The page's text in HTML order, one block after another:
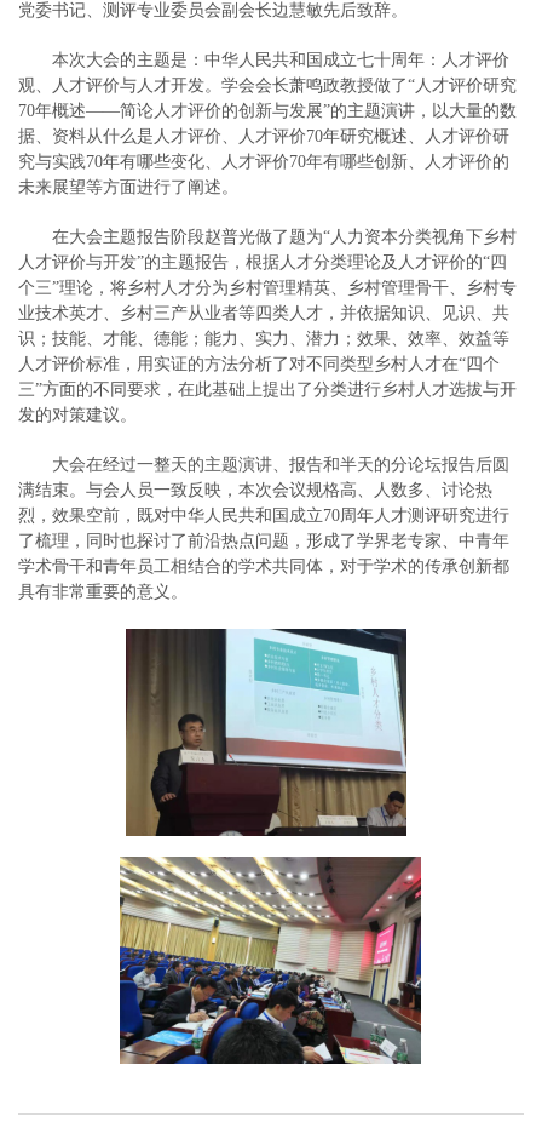
党委书记、测评专业委员会副会长边慧敏先后致辞。
本次大会的主题是：中华人民共和国成立七十周年：人才评价
观、人才评价与人才开发。学会会长萧鸣政教授做了“人才评价研究
70年概述——简论人才评价的创新与发展”的主题演讲，以大量的数
据、资料从什么是人才评价、人才评价70年研究概述、人才评价研
究与实践70年有哪些变化、人才评价70年有哪些创新、人才评价的
未来展望等方面进行了阐述。
在大会主题报告阶段赵普光做了题为“人力资本分类视角下乡村
人才评价与开发”的主题报告，根据人才分类理论及人才评价的“四
个三”理论，将乡村人才分为乡村管理精英、乡村管理骨干、乡村专
业技术英才、乡村三产从业者等四类人才，并依据知识、见识、共
识；技能、才能、德能；能力、实力、潜力；效果、效率、效益等
人才评价标准，用实证的方法分析了对不同类型乡村人才在“四个
三”方面的不同要求，在此基础上提出了分类进行乡村人才选拔与开
发的对策建议。
大会在经过一整天的主题演讲、报告和半天的分论坛报告后圆
满结束。与会人员一致反映，本次会议规格高、人数多、讨论热
烈，效果空前，既对中华人民共和国成立70周年人才测评研究进行
了梳理，同时也探讨了前沿热点问题，形成了学界老专家、中青年
学术骨干和青年员工相结合的学术共同体，对于学术的传承创新都
具有非常重要的意义。